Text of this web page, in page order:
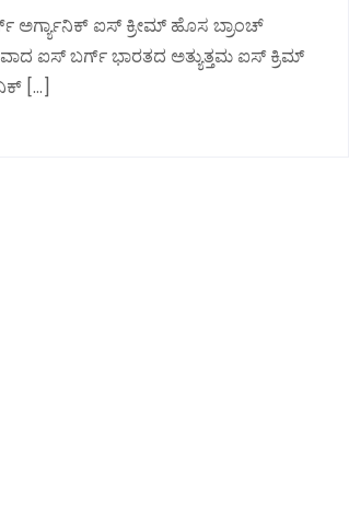
ಅರ್ಗ್ಯಾನಿಕ್ ಐಸ್ ಕ್ರೀಮ್ ಹೊಸ ಬ್ರಾಂಚ್
ಐಸ್ ಬರ್ಗ್ ಭಾರತದ ಅತ್ಯುತ್ತಮ ಐಸ್ ಕ್ರಿಮ್
[…]